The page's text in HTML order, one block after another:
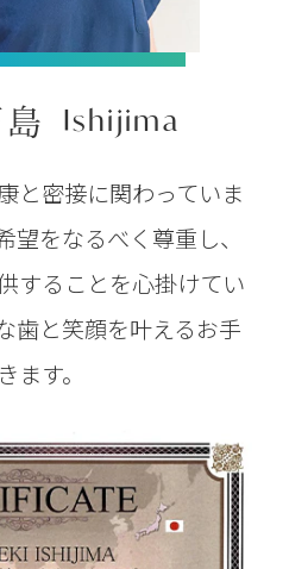
Ishijima
と密接に関わっていま
望をなるべく尊重し、
することを心掛けてい
歯と笑顔を叶えるお手
す。